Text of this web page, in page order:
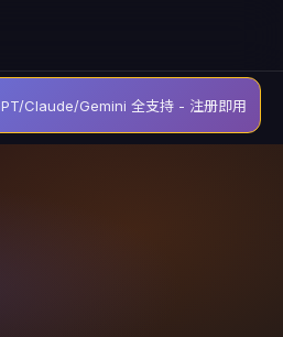
Claude/Gemini 全支持 - 注册即用